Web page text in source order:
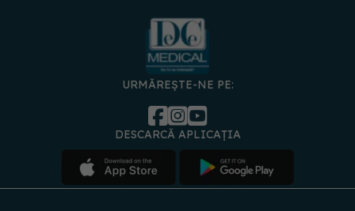
URMĂREȘTE-NE PE:
DESCARCĂ APLICAȚIA